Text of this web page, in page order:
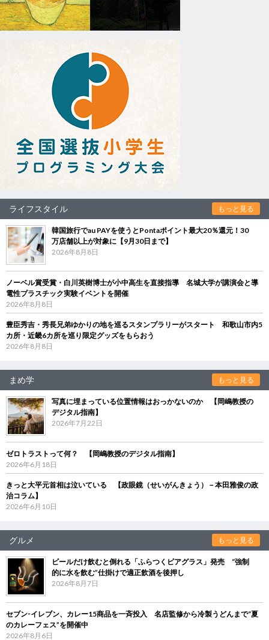
ライフスタイル もっと見る
韓国旅行でau PAYを使うとPontaポイント最大20％還元！30
万店舗以上が対象に【9月30日まで】
2026年8月8日
ノーベル賞受賞・白川英樹博士が小中高生を直接指導 名城大学が講演会と導
電性プラスチック実験イベントを開催
2026年8月8日
豊臣秀吉・秀長兄弟ゆかりの地を巡るスタンプラリーがスタート 和歌山市内5
カ所・近畿6カ所を巡り限定グッズをもらおう
2026年8月8日
まめ学 もっと見る
写真に埋まっている位置情報はおっかないのか 【岡嶋教授の
デジタル指南】
2026年7月22日
ゼロトラストって何？ 【岡嶋教授のデジタル指南】
2026年6月18日
きっと大平元首相は泣いている 【政眼鏡（せいがんきょう）－本田雅俊の政
治コラム】
2026年6月10日
グルメ もっと見る
ビールだけ飲むと倒れる「ふらつくビアグラス」発売 “強制
的に水を飲む”仕掛けで適正飲酒を後押し
2026年8月7日
セブン‐イレブン、カレー15商品を一斉投入 名店監修から冷製うどんまで“夏
のカレーフェス”を開催中
2026年8月6日